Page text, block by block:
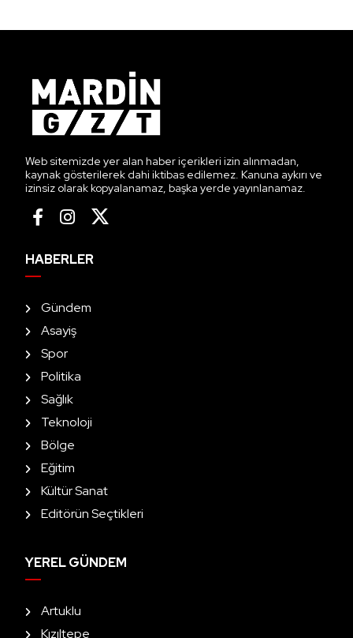
Web sitemizde yer alan haber içerikleri izin alınmadan,
kaynak gösterilerek dahi iktibas edilemez. Kanuna aykırı ve
izinsiz olarak kopyalanamaz, başka yerde yayınlanamaz.
HABERLER
Gündem
Asayiş
Spor
Politika
Sağlık
Teknoloji
Bölge
Eğitim
Kültür Sanat
Editörün Seçtikleri
YEREL GÜNDEM
Artuklu
Kızıltepe